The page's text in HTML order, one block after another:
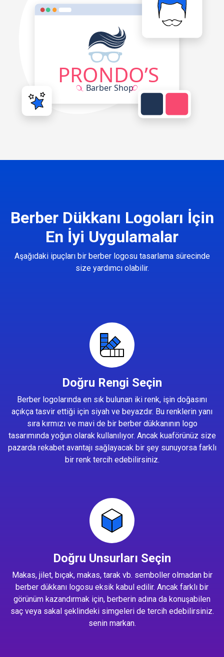
Berber Dükkanı Logoları İçin
En İyi Uygulamalar
Aşağıdaki ipuçları bir berber logosu tasarlama sürecinde
size yardımcı olabilir.
Doğru Rengi Seçin
Berber logolarında en sık bulunan iki renk, işin doğasını
açıkça tasvir ettiği için siyah ve beyazdır. Bu renklerin yanı
sıra kırmızı ve mavi de bir berber dükkanının logo
tasarımında yoğun olarak kullanılıyor. Ancak kuaförünüz size
pazarda rekabet avantajı sağlayacak bir şey sunuyorsa farklı
bir renk tercih edebilirsiniz.
Doğru Unsurları Seçin
Makas, jilet, bıçak, makas, tarak vb. semboller olmadan bir
berber dükkanı logosu eksik kabul edilir. Ancak farklı bir
görünüm kazandırmak için, berberin adına da konuşabilen
saç veya sakal şeklindeki simgeleri de tercih edebilirsiniz.
senin markan.